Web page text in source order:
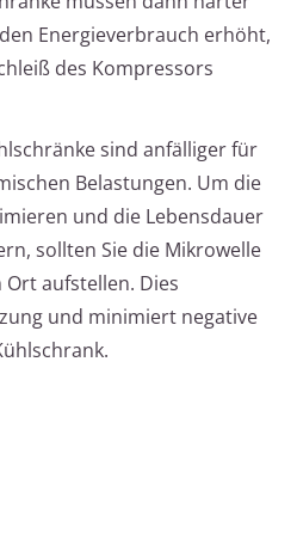
Energieverbrauch erhöht,
des Kompressors
sind anfälliger für
Belastungen. Um die
und die Lebensdauer
sollten Sie die Mikrowelle
aufstellen. Dies
und minimiert negative